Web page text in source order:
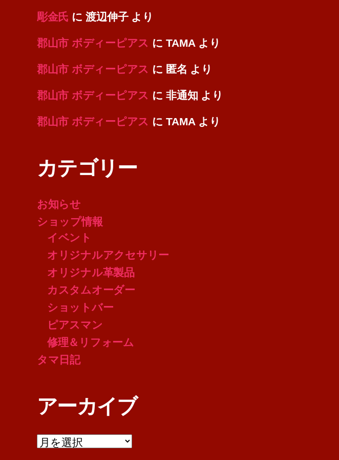
彫金氏 に渡辺伸子より
郡山市 ボディーピアス にTAMA より
郡山市 ボディーピアス に 匿名 より
郡山市 ボディーピアス に非通知 より
郡山市 ボディーピアス にTAMA より
カテゴリー
お知らせ
ショップ情報
イベント
オリジナルアクセサリー
オリジナル革製品
カスタムオーダー
ショットバー
ピアスマン
修理＆リフォーム
タマ日記
アーカイブ
ア
ー